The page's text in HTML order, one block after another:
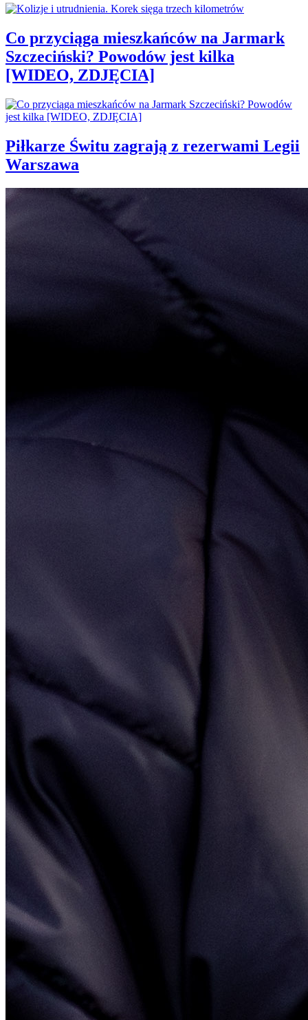
Co przyciąga mieszkańców na Jarmark
Szczeciński? Powodów jest kilka
[WIDEO, ZDJĘCIA]
Piłkarze Świtu zagrają z rezerwami Legii
Warszawa